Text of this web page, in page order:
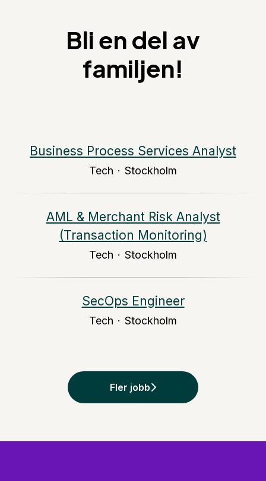
Bli en del av
familjen!
Business Process Services Analyst
Tech · Stockholm
AML & Merchant Risk Analyst
(Transaction Monitoring)
Tech · Stockholm
SecOps Engineer
Tech · Stockholm
Fler jobb